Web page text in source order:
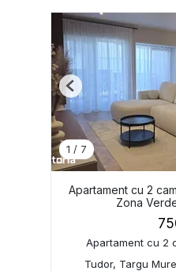
1 / 7
Previous
Apartament cu 2
Zona
Apartament cu 2
Tudor, Targu